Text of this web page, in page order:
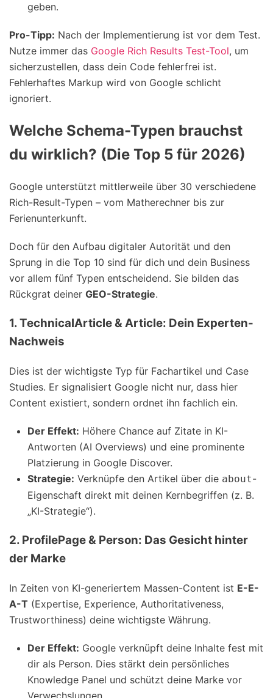
geben.
Pro-Tipp: Nach der Implementierung ist vor dem Test.
Nutze immer das Google Rich Results Test-Tool, um
sicherzustellen, dass dein Code fehlerfrei ist.
Fehlerhaftes Markup wird von Google schlicht
ignoriert.
Welche Schema-Typen brauchst
du wirklich? (Die Top 5 für 2026)
Google unterstützt mittlerweile über 30 verschiedene
Rich-Result-Typen – vom Matherechner bis zur
Ferienunterkunft.
Doch für den Aufbau digitaler Autorität und den
Sprung in die Top 10 sind für dich und dein Business
vor allem fünf Typen entscheidend. Sie bilden das
Rückgrat deiner GEO-Strategie.
1. TechnicalArticle & Article: Dein Experten-
Nachweis
Dies ist der wichtigste Typ für Fachartikel und Case
Studies. Er signalisiert Google nicht nur, dass hier
Content existiert, sondern ordnet ihn fachlich ein.
Der Effekt: Höhere Chance auf Zitate in KI-
Antworten (AI Overviews) und eine prominente
Platzierung in Google Discover.
Strategie: Verknüpfe den Artikel über die about-
Eigenschaft direkt mit deinen Kernbegriffen (z. B.
„KI-Strategie“).
2. ProfilePage & Person: Das Gesicht hinter
der Marke
In Zeiten von KI-generiertem Massen-Content ist E-E-
A-T (Expertise, Experience, Authoritativeness,
Trustworthiness) deine wichtigste Währung.
Der Effekt: Google verknüpft deine Inhalte fest mit
dir als Person. Dies stärkt dein persönliches
Knowledge Panel und schützt deine Marke vor